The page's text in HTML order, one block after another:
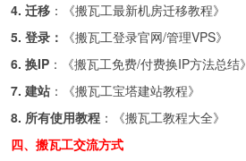
4. 迁移 ：《搬瓦工最新机房迁移教程》
5. 登录：
《搬瓦工登录官网/管理VPS》
6. 换IP ：《搬瓦工免费/付费换IP方法总结》
7. 建站 ：《搬瓦工宝塔建站教程》
8. 所有使用教程 ：《搬瓦工教程大全》
四、搬瓦工交流方式